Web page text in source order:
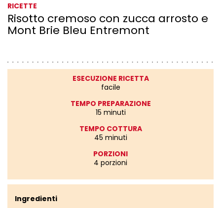
RICETTE
Risotto cremoso con zucca arrosto e
Mont Brie Bleu Entremont
ESECUZIONE RICETTA
facile
TEMPO PREPARAZIONE
15 minuti
TEMPO COTTURA
45 minuti
PORZIONI
4 porzioni
Ingredienti